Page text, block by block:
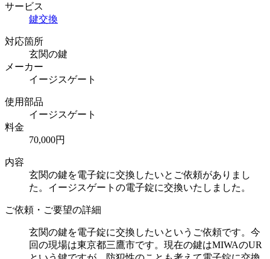
サービス
鍵交換
対応箇所
玄関の鍵
メーカー
イージスゲート
使用部品
イージスゲート
料金
70,000円
内容
玄関の鍵を電子錠に交換したいとご依頼がありまし
た。イージスゲートの電子錠に交換いたしました。
ご依頼・ご要望の詳細
玄関の鍵を電子錠に交換したいというご依頼です。今
回の現場は東京都三鷹市です。現在の鍵はMIWAのUR